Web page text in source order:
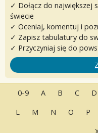
✓ Dołącz do największej
świecie
✓ Oceniaj, komentuj i
✓ Zapisz tabulatury do
✓ Przyczyniaj się do
0-9 A B C D
L
M N O P